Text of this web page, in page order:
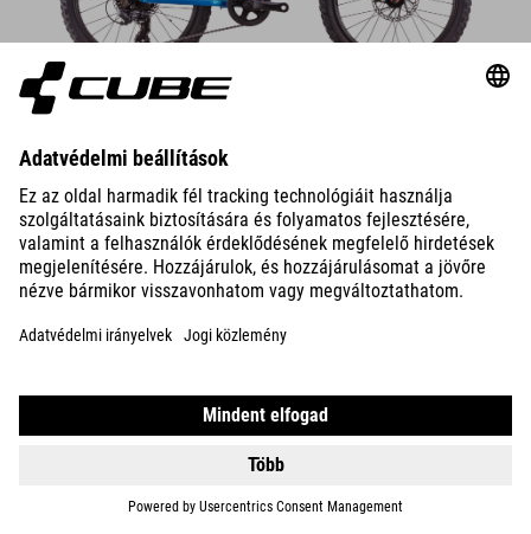
ACID 200
DISC